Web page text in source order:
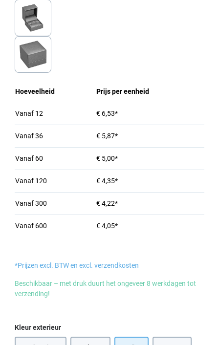
Hoeveelheid Prijs per eenheid
Vanaf 12 € 6,53*
Vanaf36 € 5,87*
Vanaf 60 € 5,00*
Vanaf 120 € 4,35*
Vanaf300 € 4,22*
Vanaf 600 € 4,05*
*Prijzen excl. BTW en excl. verzendkosten
Beschikbaar – met druk duurt het ongeveer 8 werkdagen tot
verzending!
Selecteer
Kleur exterieur